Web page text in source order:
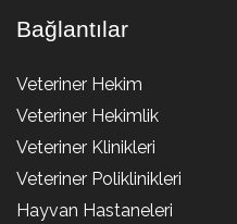
Bağlantılar
Veteriner Hekim
Veteriner Hekimlik
Veteriner Klinikleri
Veteriner Poliklinikleri
Hayvan Hastaneleri